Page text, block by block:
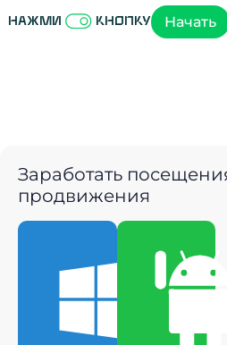
Нажми кнопку Начать
Заработать
продвижения
Скачать